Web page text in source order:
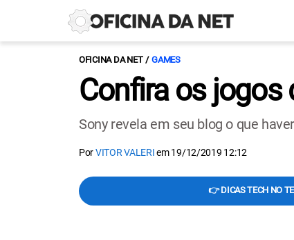
OFICINA DA NET GAMES
Confira os jogos
Sony revela em seu blog o que
PorVITOR VALERIem19/12/2019 12:12
👉 DICAS TECH NO